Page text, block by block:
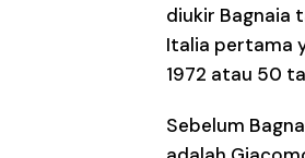
diukir Bagnaia
Italia pertama
1972 atau 50
Sebelum